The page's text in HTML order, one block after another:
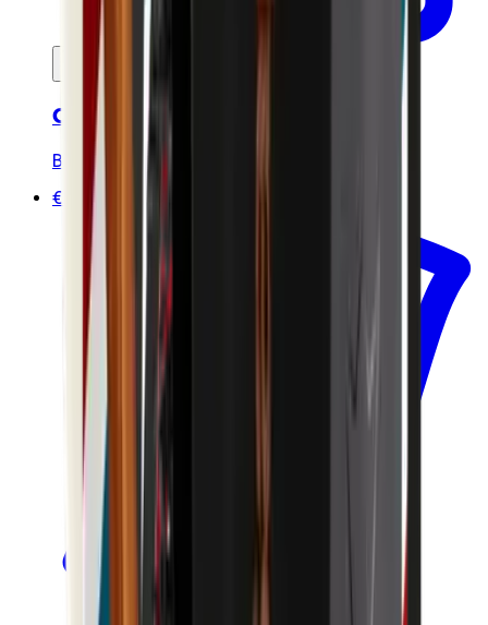
Ajouter au panier
Crème à raser certifié bio - 120ml
Bivouak
€10.00